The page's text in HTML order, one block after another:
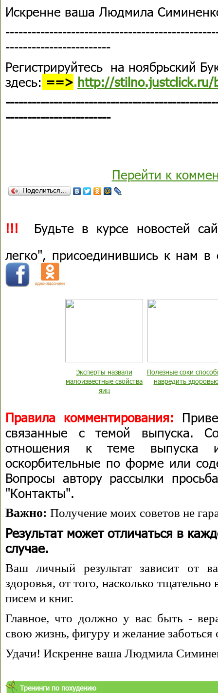
Искренне ваша Людмила
------------------------
Регистрируйтесь на ноябрьский
здесь: ==> http://stilno.justclick.ru/
------------------------
Перейти к
Поделиться…
!!! Будьте в курсе новостей
легко", присоединившись к нам
Эксперты назвали
малоизвестные свойства
яиц
Полезные соки
навредить
Правила комментирования:
связанные с темой выпуска.
отношения к теме выпуска
оскорбительные по форме или
Вопросы автору рассылки
"Контакты".
Важно: Получение моих советов не
Результат может отличаться в
случае.
Ваш личный результат зависит от
здоровья, от того, насколько
писем и книг.
Главное, что должно у вас быть -
свою жизнь, фигуру и желание заботься
Удачи! Искренне ваша Людмила
Тренинги по похудению